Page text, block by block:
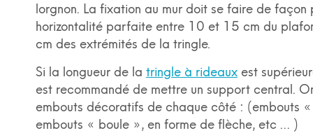
lorgnon. La fixation au mur doit se faire de façon
horizontalité parfaite entre 10 et 15 cm du
cm des extrémités de la tringle.
Si la longueur de la tringle à rideauxest
est recommandé de mettre un support central.
embouts décoratifs de chaque côté : (embouts
embouts « boule », en forme de flèche, etc … )